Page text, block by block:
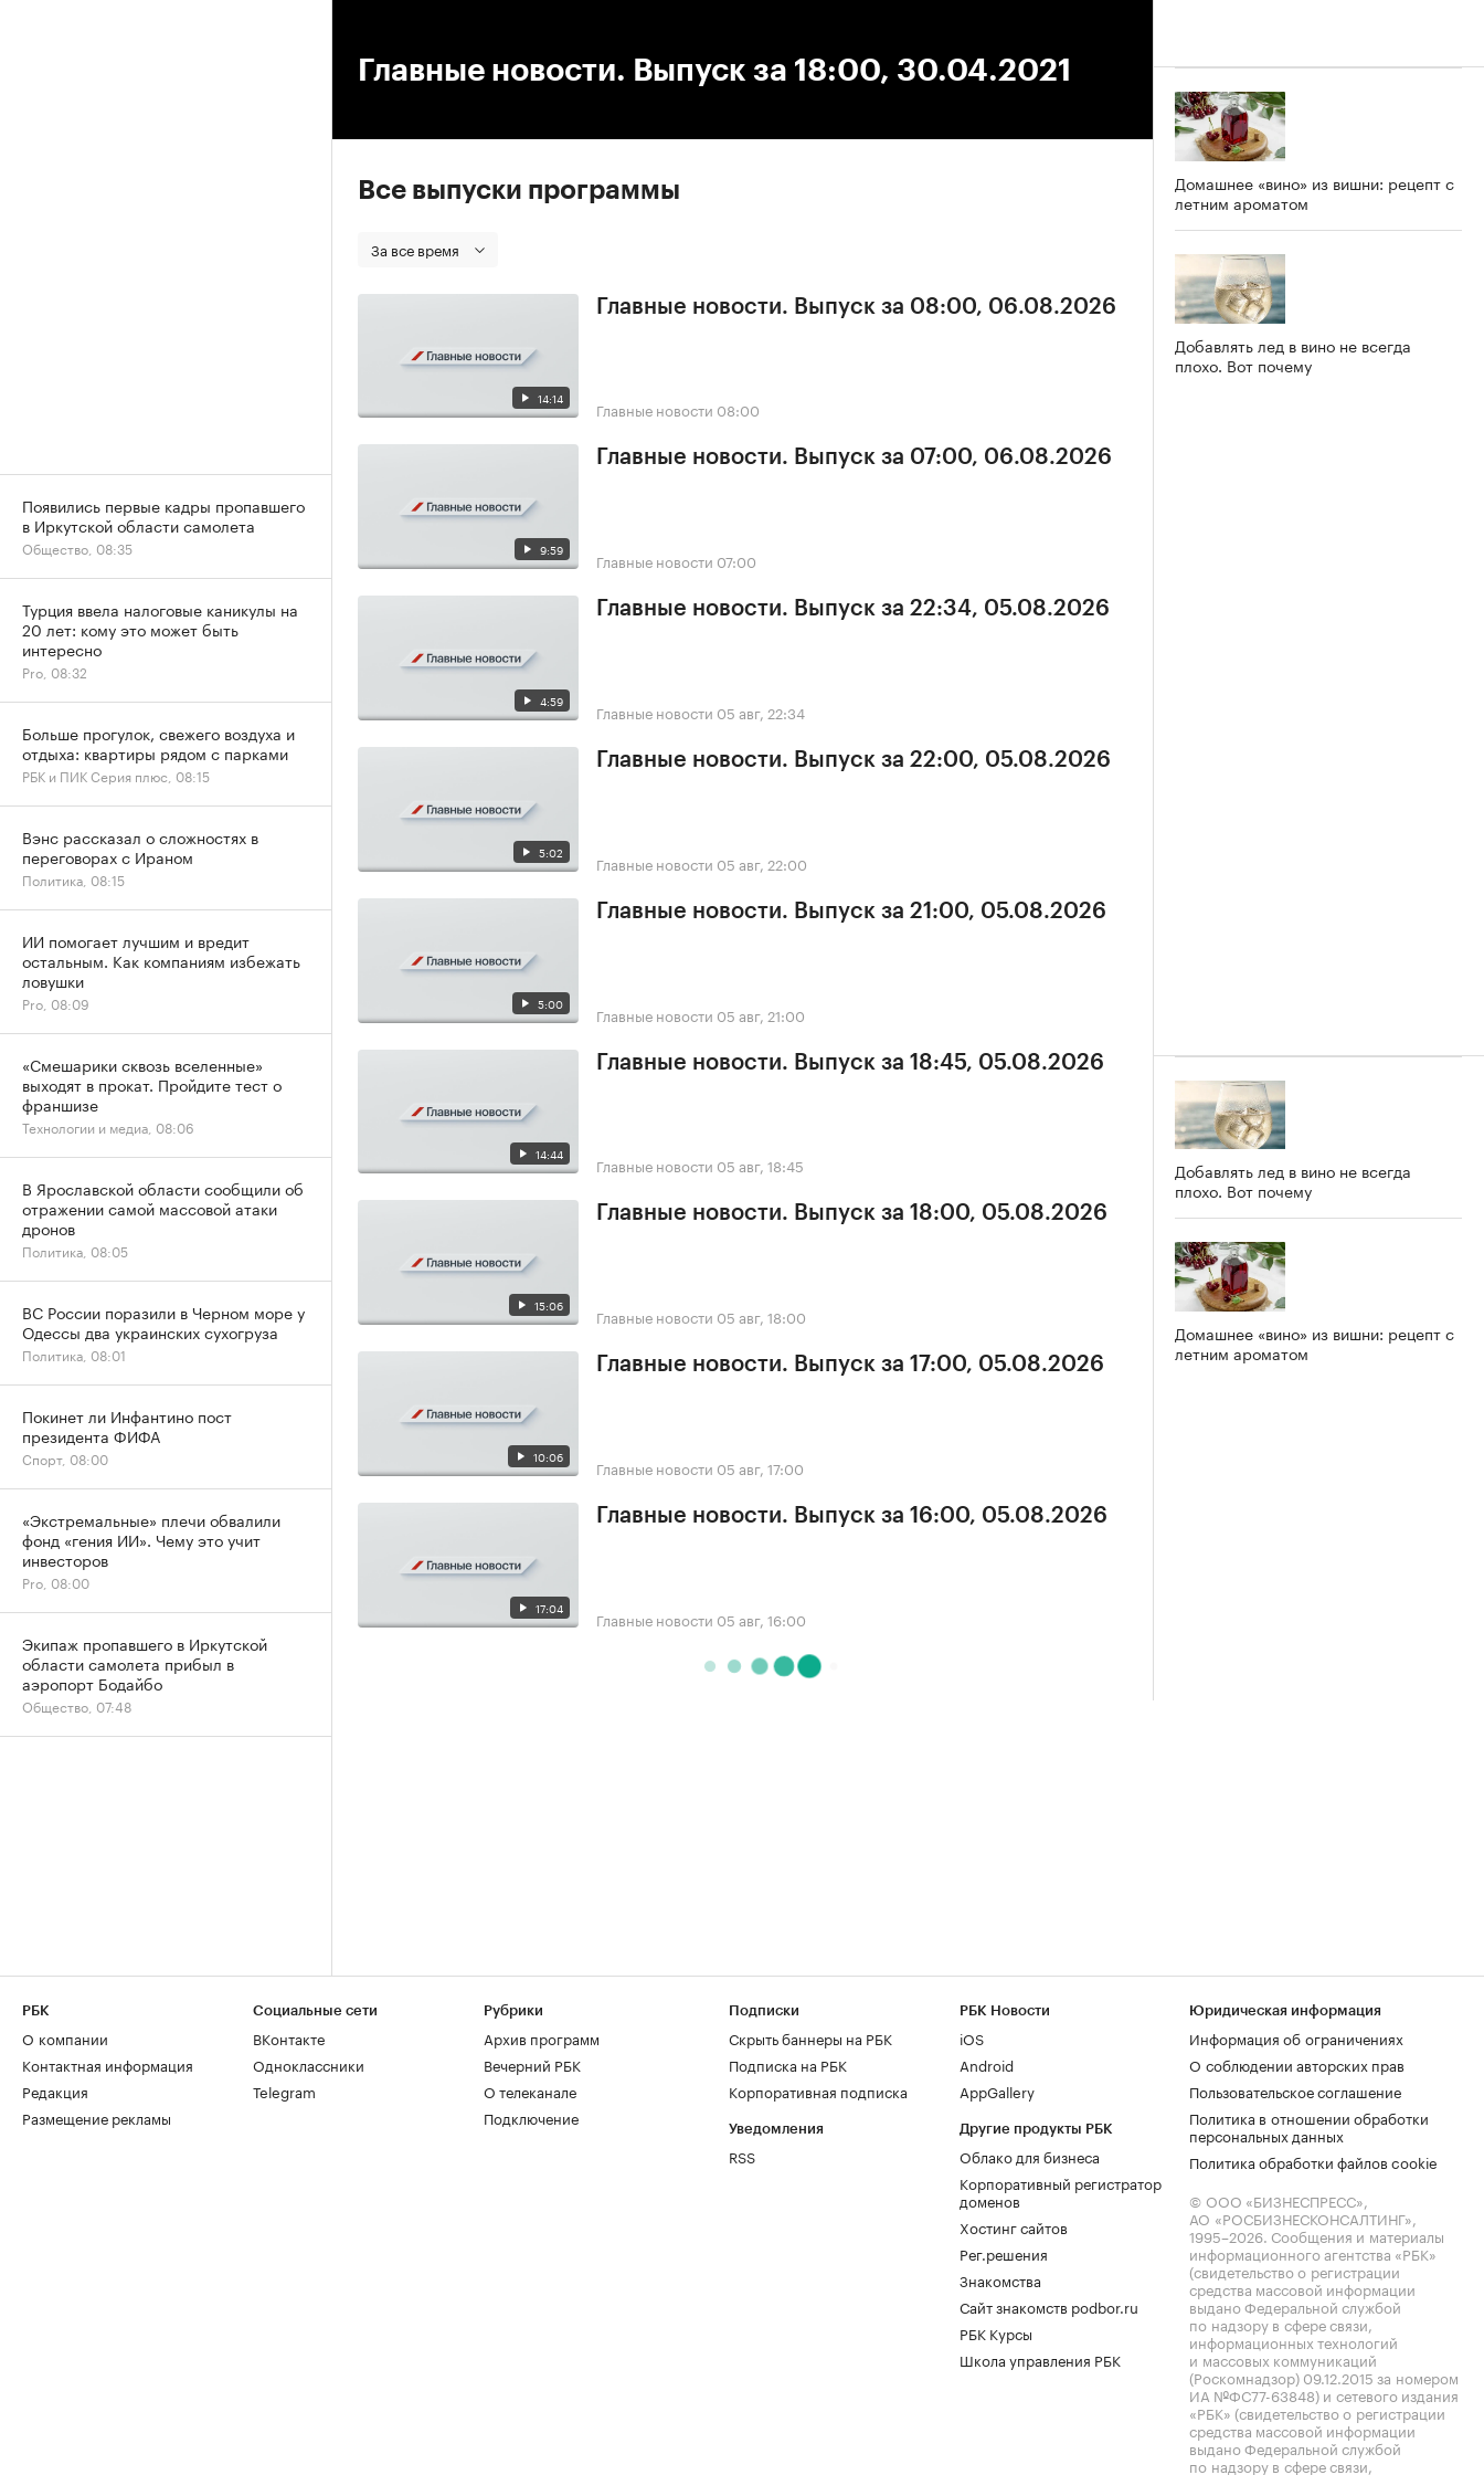
Главные новости. Выпуск за 18:00, 30.04.2021
Все выпуски программы
За все время
14:14
Главные новости. Выпуск за 08:00, 06.08.2026
Главные новости 08:00
9:59
Главные новости. Выпуск за 07:00, 06.08.2026
Главные новости 07:00
4:59
Главные новости. Выпуск за 22:34, 05.08.2026
Главные новости 05 авг, 22:34
5:02
Главные новости. Выпуск за 22:00, 05.08.2026
Главные новости 05 авг, 22:00
5:00
Главные новости. Выпуск за 21:00, 05.08.2026
Главные новости 05 авг, 21:00
14:44
Главные новости. Выпуск за 18:45, 05.08.2026
Главные новости 05 авг, 18:45
15:06
Главные новости. Выпуск за 18:00, 05.08.2026
Главные новости 05 авг, 18:00
10:06
Главные новости. Выпуск за 17:00, 05.08.2026
Главные новости 05 авг, 17:00
17:04
Главные новости. Выпуск за 16:00, 05.08.2026
Главные новости 05 авг, 16:00
Домашнее «вино» из вишни: рецепт с
летним ароматом
Добавлять лед в вино не всегда
плохо. Вот почему
Добавлять лед в вино не всегда
плохо. Вот почему
Домашнее «вино» из вишни: рецепт с
летним ароматом
Появились первые кадры пропавшего
в Иркутской области самолета
Общество, 08:35
Турция ввела налоговые каникулы на
20 лет: кому это может быть
интересно
Pro, 08:32
Больше прогулок, свежего воздуха и
отдыха: квартиры рядом с парками
РБК и ПИК Серия плюс, 08:15
Вэнс рассказал о сложностях в
переговорах с Ираном
Политика, 08:15
ИИ помогает лучшим и вредит
остальным. Как компаниям избежать
ловушки
Pro, 08:09
«Смешарики сквозь вселенные»
выходят в прокат. Пройдите тест о
франшизе
Технологии и медиа, 08:06
В Ярославской области сообщили об
отражении самой массовой атаки
дронов
Политика, 08:05
ВС России поразили в Черном море у
Одессы два украинских сухогруза
Политика, 08:01
Покинет ли Инфантино пост
президента ФИФА
Спорт, 08:00
«Экстремальные» плечи обвалили
фонд «гения ИИ». Чему это учит
инвесторов
Pro, 08:00
Экипаж пропавшего в Иркутской
области самолета прибыл в
аэропорт Бодайбо
Общество, 07:48
РБК
О компании
Контактная информация
Редакция
Размещение рекламы
Социальные сети
ВКонтакте
Одноклассники
Telegram
Рубрики
Архив программ
Вечерний РБК
О телеканале
Подключение
Подписки
Скрыть баннеры на РБК
Подписка на РБК
Корпоративная подписка
Уведомления
RSS
РБК Новости
iOS
Android
AppGallery
Другие продукты РБК
Облако для бизнеса
Корпоративный регистратор
доменов
Хостинг сайтов
Рег.решения
Знакомства
Сайт знакомств podbor.ru
РБК Курсы
Школа управления РБК
Юридическая информация
Информация об ограничениях
О соблюдении авторских прав
Пользовательское соглашение
Политика в отношении обработки
персональных данных
Политика обработки файлов cookie
© ООО «БИЗНЕСПРЕСС»,
АО «РОСБИЗНЕСКОНСАЛТИНГ»,
1995–2026. Сообщения и материалы
информационного агентства «РБК»
(свидетельство о регистрации
средства массовой информации
выдано Федеральной службой
по надзору в сфере связи,
информационных технологий
и массовых коммуникаций
(Роскомнадзор) 09.12.2015 за номером
ИА №ФС77-63848) и сетевого издания
«РБК» (свидетельство о регистрации
средства массовой информации
выдано Федеральной службой
по надзору в сфере связи,